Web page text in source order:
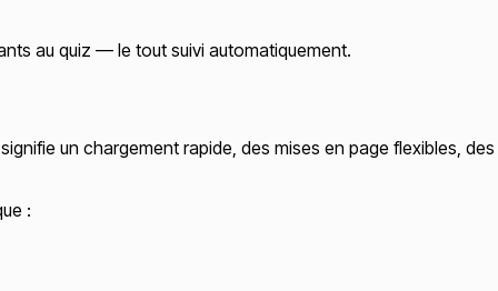
au quiz — le tout suivi automatiquement.
un chargement rapide, des mises en page flexibles,
: